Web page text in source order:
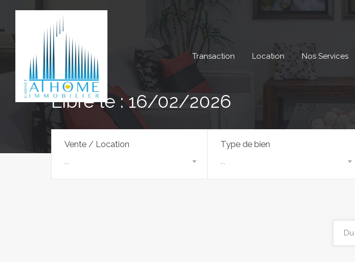
Transaction Location Nos Services
Libre le : 16/02/2026
Vente / Location Type de bien